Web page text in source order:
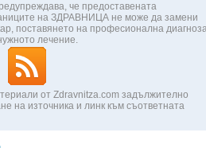
че предоставената
на ЗДРАВНИЦА не може да замени
поставянето на професионална
лечение.
от Zdravnitza.com задължително
на източника и линк към съответната